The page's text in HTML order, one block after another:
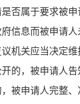
否属于要求被
息而被申请人
关应当决定维
的，被申请人
被申请人完整